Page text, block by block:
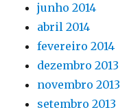
junho 2014
abril 2014
fevereiro 2014
dezembro 2013
novembro 2013
setembro 2013